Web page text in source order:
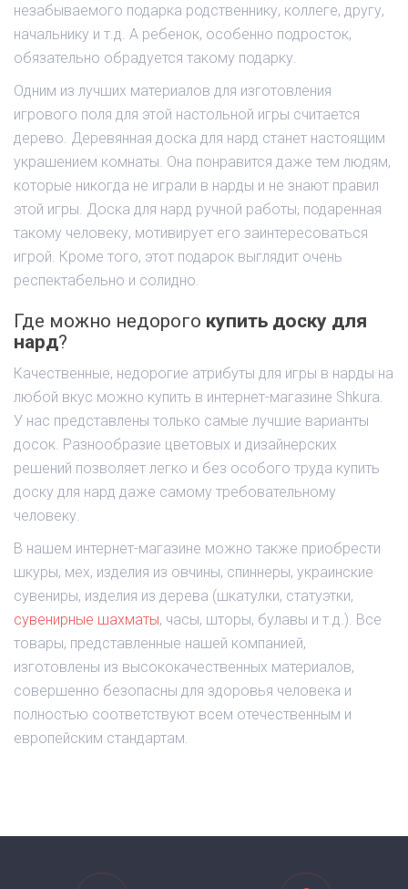
незабываемого подарка родственнику, коллеге, другу,
начальнику и т.д. А ребенок, особенно подросток,
обязательно обрадуется такому подарку.
Одним из лучших материалов для изготовления
игрового поля для этой настольной игры считается
дерево. Деревянная доска для нард станет настоящим
украшением комнаты. Она понравится даже тем людям,
которые никогда не играли в нарды и не знают правил
этой игры. Доска для нард ручной работы, подаренная
такому человеку, мотивирует его заинтересоваться
игрой. Кроме того, этот подарок выглядит очень
респектабельно и солидно.
Где можно недорого купить доску для
нард?
Качественные, недорогие атрибуты для игры в нарды на
любой вкус можно купить в интернет-магазине Shkura.
У нас представлены только самые лучшие варианты
досок. Разнообразие цветовых и дизайнерских
решений позволяет легко и без особого труда купить
доску для нард даже самому требовательному
человеку.
В нашем интернет-магазине можно также приобрести
шкуры, мех, изделия из овчины, спиннеры, украинские
сувениры, изделия из дерева (шкатулки, статуэтки,
сувенирные шахматы, часы, шторы, булавы и т.д.). Все
товары, представленные нашей компанией,
изготовлены из высококачественных материалов,
совершенно безопасны для здоровья человека и
полностью соответствуют всем отечественным и
европейским стандартам.